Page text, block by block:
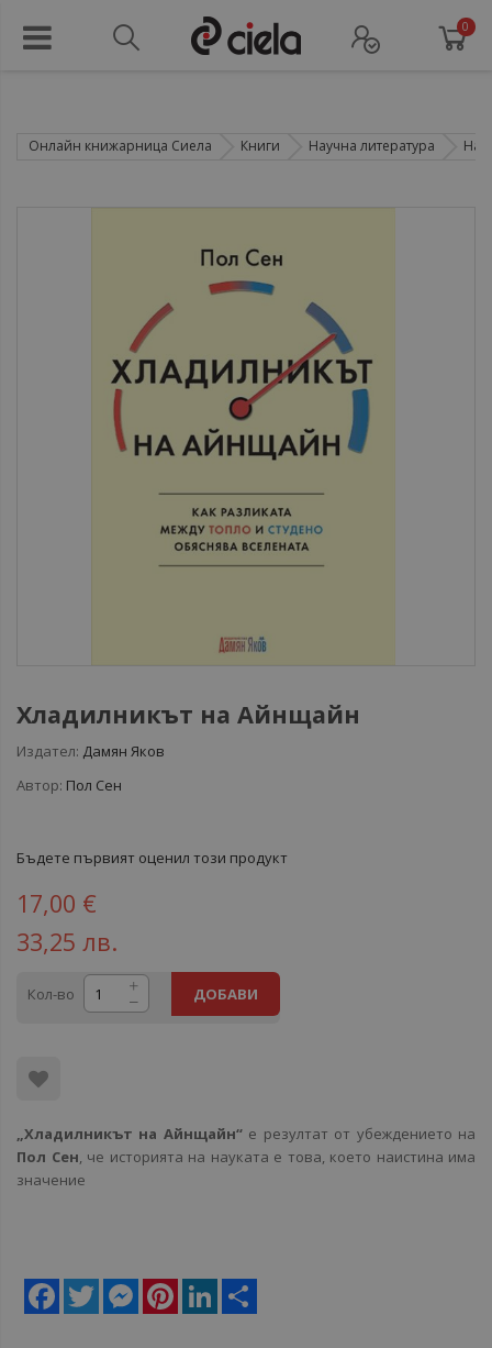
0
Онлайн книжарница Сиела Книги Научна литература
Хладилникът на Айнщайн
Издател: Дамян Яков
Автор: Пол Сен
Бъдете първият оценил този продукт
17,00 €
33,25 лв.
Кол-во ДОБАВИ
„Хладилникът на Айнщайн“е резултат от убеждението на
Пол Сен, че историята на науката е това, което наистина има
значение
Facebook
Twitter MessengerPinterestLinkedIn